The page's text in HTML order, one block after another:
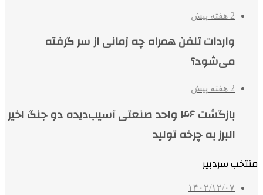
2 هفته پیش
واردات تلفن همراه چه زمانی از سر گرفته
می‌شود؟
2 هفته پیش
بازگشت ۴۶ واحد صنعتی آسیب‌دیده دو جنگ اخیر
البرز به چرخه تولید
منتخب سردبیر
۱۴۰۲/۱۲/۰۷